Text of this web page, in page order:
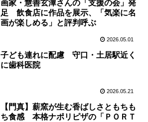
画家・慧善玄潭さんの「支援の会」発
足 飲食店に作品を展示、「気楽に名
画が楽しめる」と評判呼ぶ
2026.05.01
子ども連れに配慮 守口・土居駅近く
に歯科医院
2026.05.21
【門真】薪窯が生む香ばしさともちも
ち食感 本格ナポリピザの「ＰＯＲＴ